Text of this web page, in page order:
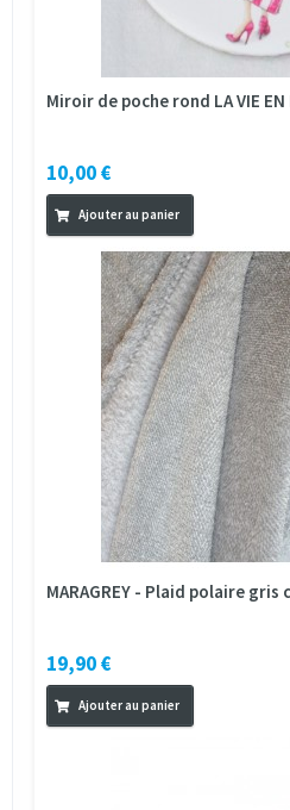
Miroir de poche rond LA VIE EN
10,00 €
Ajouter au panier
MARAGREY - Plaid polaire gris
19,90 €
Ajouter au panier